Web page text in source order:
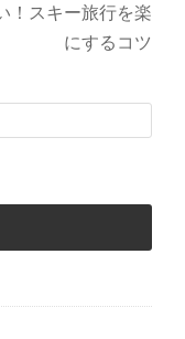
！スキー旅行を楽
にするコツ